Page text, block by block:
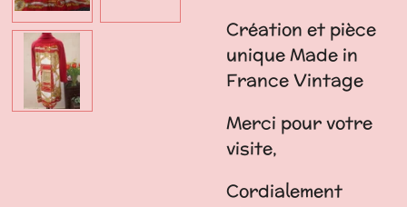
Création et pièce
unique Made in
France Vintage
Merci pour votre
visite,
Cordialement